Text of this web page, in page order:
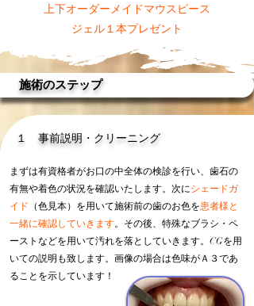
上下オーダーメイドマウスピース
​ジェル１本プレゼント
施術のステップ
１ 事前説明・クリーニング
まずは有資格者がお口の中全体の検診を行い、歯石の
有無や着色の状況を確認いたします。次にシェードガ
イド （色見本）を用いて施術前の歯のお色を患者様と
一緒に確認していきます。その後、特殊なブラシ・ペ
ーストなどを用いて汚れを落としていきます。CGを用
いての説明も致します。画像の場合は色味がＡ３であ
ることを示しています！